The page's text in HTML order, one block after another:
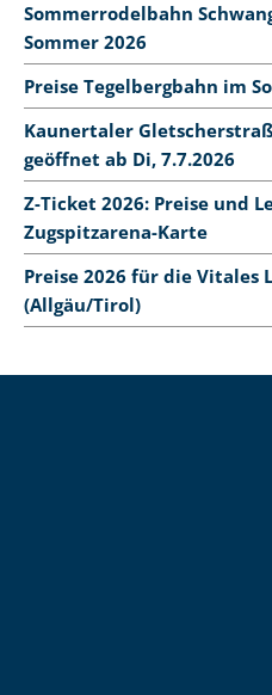
Sommerrodelbahn
Sommer 2026
Preise Tegelbergbahn im
Kaunertaler
geöffnet ab Di, 7.7.2026
Z-Ticket 2026: Preise und
Zugspitzarena-Karte
Preise 2026 für die Vitales
(Allgäu/Tirol)